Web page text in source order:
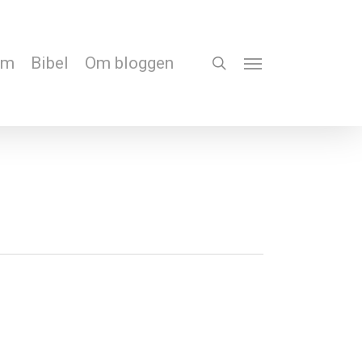
Bibel Om bloggen search
Menu